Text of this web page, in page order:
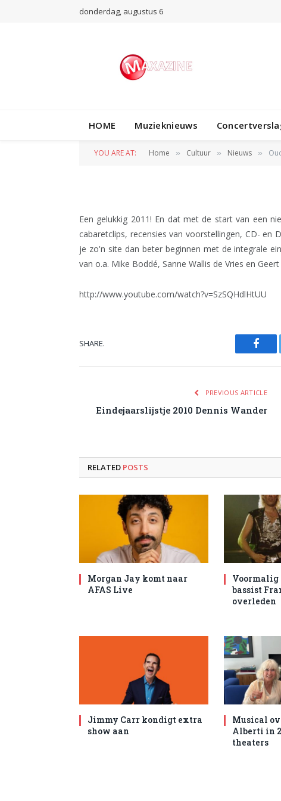
donderdag, augustus 6
HOME Muzieknieuws
YOU ARE AT: Home » Cultuur » Nieuws »
NIEUWS
Muiswinkel 2010
Een gelukkig 2011! En dat met de start van een
cabaretclips, recensies van voorstellingen, CD- en
je zo'n site dan beter beginnen met de integrale
van o.a. Mike Boddé, Sanne Wallis de Vries en
http://www.youtube.com/watch?v=SzSQHdlHtUU
SHARE.
PREVIOUS ARTICLE
Eindejaarslijstje 2010 Dennis Wander
RELATED POSTS
Morgan Jay komt naar
AFAS Live
Voormalig
bassist
overleden
Jimmy Carr kondigt extra
show aan
Musical
Alberti in
theaters